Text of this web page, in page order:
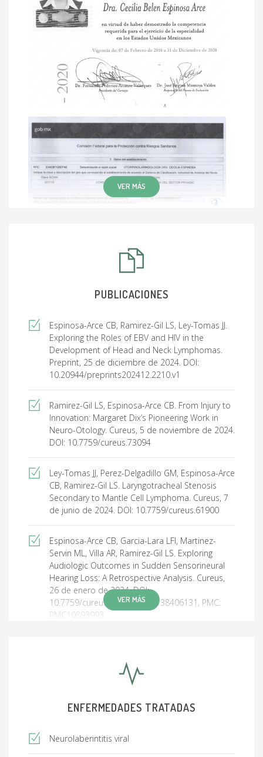
Cochlear Implant Training (agosto 2023)
Hands-on en Rinoplastía con Dr. Froilán Páez,
Colombia (febrero 2023)
Curso de disección de hueso temporal, House
Ear Institute & Advanced Bionics, Valencia,
California (octubre 2021)
VER MÁS
PUBLICACIONES
Espinosa-Arce CB, Ramirez-Gil LS, Ley-Tomas JJ.
Exploring the Roles of EBV and HIV in the
Development of Head and Neck Lymphomas.
Preprint, 25 de diciembre de 2024. DOI:
10.20944/preprints202412.2210.v1
Ramirez-Gil LS, Espinosa-Arce CB. From Injury to
Innovation: Margaret Dix’s Pioneering Work in
Neuro-Otology. Cureus, 5 de noviembre de 2024.
DOI: 10.7759/cureus.73094
Ley-Tomas JJ, Perez-Delgadillo GM, Espinosa-Arce
CB, Ramirez-Gil LS. Laryngotracheal Stenosis
Secondary to Mantle Cell Lymphoma. Cureus, 7
de junio de 2024. DOI: 10.7759/cureus.61900
Espinosa-Arce CB, Garcia-Lara LFI, Martinez-
Servin ML, Villa AR, Ramirez-Gil LS. Exploring
Audiologic Outcomes in Sudden Sensorineural
Hearing Loss: A Retrospective Analysis. Cureus,
26 de enero de 2024. DOI:
10.7759/cureus.52977, PMID: 38406131, PMC:
PMC10893993
bifosfonatos en el tratamiento de la
otoesclerosis temprana. Anales de
Corvera-Behar LG, Espinosa Arce CB, García de
VER MÁS
ENFERMEDADES TRATADAS
Neurolaberintitis viral